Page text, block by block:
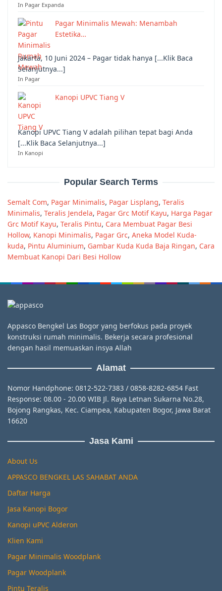
In Pagar Expanda
Pagar Minimalis Mewah: Menambah
Estetika…
Jakarta, 10 Juni 2024 – Pagar tidak hanya [...Klik Baca
Selanjutnya...]
In Pagar
Kanopi UPVC Tiang V
Kanopi UPVC Tiang V adalah pilihan tepat bagi Anda
[...Klik Baca Selanjutnya...]
In Kanopi
Popular Search Terms
Semalt Com, Pagar Minimalis, Pagar Lisplang, Teralis
Minimalis, Teralis Jendela, Pagar Grc Motif Kayu, Harga Pagar
Grc Motif Kayu, Teralis Pintu, Cara Membuat Pagar Besi
Hollow, Kanopi Minimalis, Pagar Grc, Aneka Model Kuda-
kuda, Pintu Aluminium, Gambar Kuda Kuda Baja Ringan, Cara
Membuat Kanopi Dari Besi Hollow
Appasco Bengkel Las Bogor yang berfokus pada proyek
konstruksi rumah minimalis. Bekerja secara profesional
dengan hasil memuaskan insya Allah
Alamat
Nomor Handphone: 0812-522-7383 / 0858-8282-6854 Fast
Response: 08.00 - 20.00 WIB Jl. Raya Letnan Sukarna No.28,
Bojong Rangkas, Kec. Ciampea, Kabupaten Bogor, Jawa Barat
16620
Jasa Kami
About Us
APPASCO BENGKEL LAS SAHABAT ANDA
Daftar Harga
Jasa Kanopi Bogor
Kanopi uPVC Alderon
Klien Kami
Pagar Minimalis Woodplank
Pagar Woodplank
Pintu Teralis